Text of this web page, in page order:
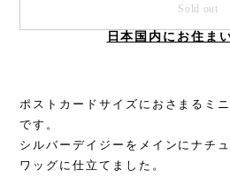
Sold out
日本国内にお住ま
ポストカードサイズにおさまるミ
です。
シルバーデイジーをメインにナチ
ワッグに仕立てました。